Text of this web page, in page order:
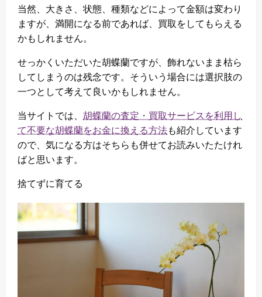
当然、大きさ、状態、種類などによって金額は変わり
ますが、満開になる前であれば、買取をしてもらえる
かもしれません。
せっかくいただいた胡蝶蘭ですが、飾れないまま枯ら
してしまうのは残念です。そういう場合には選択肢の
一つとして考えて良いかもしれません。
当サイトでは、 胡蝶蘭の査定・買取サービスを利用し
て不要な胡蝶蘭をお金に換える方法も紹介しています
ので、気になる方はそちらも併せてお読みいたたけれ
ばと思います。
捨てずに育てる